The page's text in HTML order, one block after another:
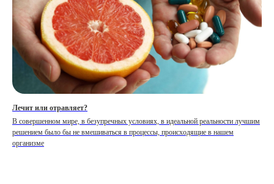
Лечит или отравляет?
В совершенном мире, в безупречных условиях, в идеальной реальности лучшим
решением было бы не вмешиваться в процессы, происходящие в нашем
организме